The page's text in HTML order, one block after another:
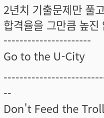
2년치 기출문제만 풀
합격율을 그만큼 높
----------------------
Go to the U-City
--
Don't Feed the